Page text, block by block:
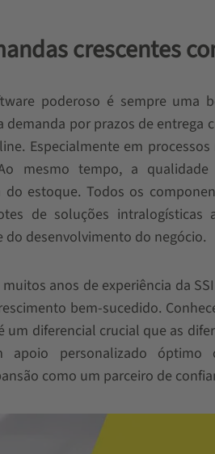
crescentes
poderoso é sempre uma
por prazos de entrega
Especialmente em
mesmo tempo, a
estoque. Todos os
de soluções intralogísticas
do desenvolvimento do negócio.
anos de experiência da
bem-sucedido.
diferencial crucial que as
apoio personalizado óptimo
como um parceiro de